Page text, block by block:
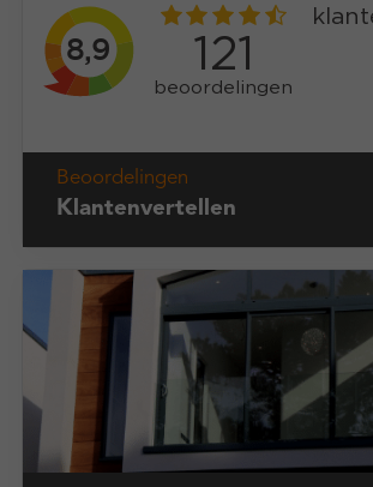
Beoordelingen
Klantenvertellen